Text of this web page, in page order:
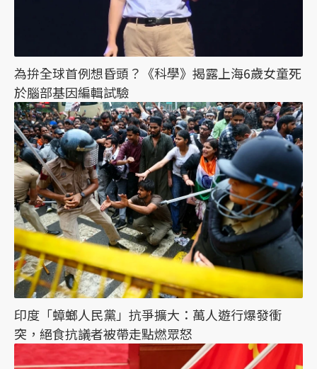
為拚全球首例想昏頭？《科學》揭露上海6歲女童死
於腦部基因編輯試驗
印度「蟑螂人民黨」抗爭擴大：萬人遊行爆發衝
突，絕食抗議者被帶走點燃眾怒